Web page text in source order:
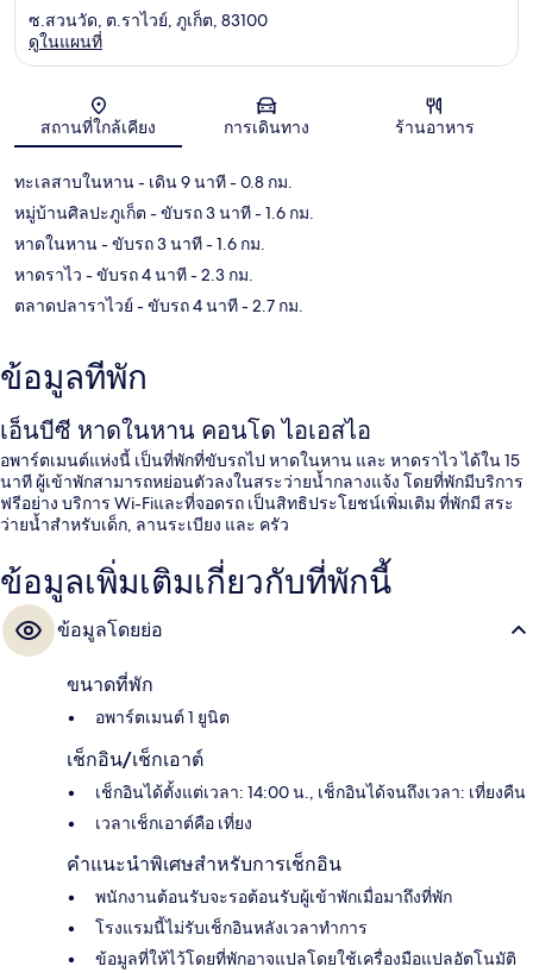
แผนที่
ซ.สวนวัด, ต.ราไวย์, ภูเก็ต, 83100
ดูในแผนที่
สถานที่ใกล้เคียง การเดินทาง ร้านอาหาร
ทะเลสาบในหาน- เดิน 9 นาที- 0.8 กม.
หมู่บ้านศิลปะภูเก็ต - ขับรถ 3 นาที- 1.6 กม.
หาดในหาน- ขับรถ 3 นาที- 1.6 กม.
หาดราไว - ขับรถ 4 นาที- 2.3 กม.
ตลาดปลาราไวย์ - ขับรถ 4 นาที- 2.7 กม.
ข้อมูลที่พัก
เอ็นบีซี หาดในหาน คอนโด ไอเอสไอ
อพาร์ตเมนต์แห่งนี้ เป็นที่พักที่ขับรถไป หาดในหาน และ หาดราไว ได้ใน 15
นาที ผู้เข้าพักสามารถหย่อนตัวลงในสระว่ายน้ำกลางแจ้ง โดยที่พักมีบริการ
ฟรีอย่าง บริการ Wi-Fiและที่จอดรถ เป็นสิทธิประโยชน์เพิ่มเติม ที่พักมี สระ
ว่ายน้ำสำหรับเด็ก, ลานระเบียง และ ครัว
ข้อมูลเพิ่มเติมเกี่ยวกับที่พักนี้
ข้อมูลโดยย่อ
ขนาดที่พัก
อพาร์ตเมนต์ 1 ยูนิต
เช็กอิน/เช็กเอาต์
เช็กอินได้ตั้งแต่เวลา: 14:00 น., เช็กอินได้จนถึงเวลา: เที่ยงคืน
เวลาเช็กเอาต์คือ เที่ยง
คำแนะนำพิเศษสำหรับการเช็กอิน
พนักงานต้อนรับจะรอต้อนรับผู้เข้าพักเมื่อมาถึงที่พัก
โรงแรมนี้ไม่รับเช็กอินหลังเวลาทำการ
ข้อมูลที่ให้ไว้โดยที่พักอาจแปลโดยใช้เครื่องมือแปลอัตโนมัติ